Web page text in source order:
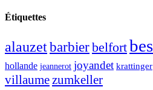
Étiquettes
alauzetbarbierbelfort
hollande jeannerot joyandet krattinger
villaume zumkeller